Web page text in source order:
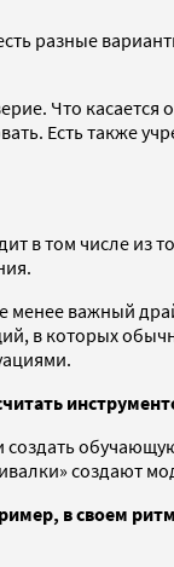
разные
Что
Есть также
в том числе из
важный
в которых
создают
в своем